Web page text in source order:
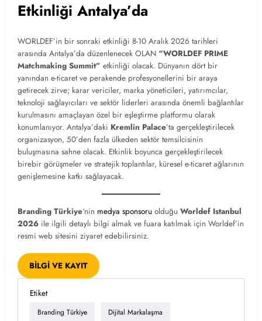
Etkinliği Antalya’da
WORLDEF’in bir sonraki etkinliği 8-10 Aralık 2026 tarihleri
arasında Antalya’da düzenlenecek OLAN “WORLDEF PRIME
Matchmaking Summit” etkinliği olacak. Dünyanın dört bir
yanından e-ticaret ve perakende profesyonellerini bir araya
getirecek zirve; karar vericiler, marka yöneticileri, yatırımcılar,
teknoloji sağlayıcıları ve sektör liderleri arasında önemli bağlantılar
kurulmasını amaçlayan özel bir eşleştirme platformu olarak
konumlanıyor. Antalya’daki Kremlin Palace’ta gerçekleştirilecek
organizasyon, 50’den fazla ülkeden sektör temsilcisinin
buluşmasına sahne olacak. Etkinlik boyunca gerçekleştirilecek
birebir görüşmeler ve stratejik toplantılar, küresel e-ticaret ağlarının
genişlemesine katkı sağlayacak.
Branding Türkiye‘nin medya sponsoru olduğu Worldef Istanbul
2026 ile ilgili detaylı bilgi almak ve fuara katılmak için Worldef’in
resmi web sitesini ziyaret edebilirsiniz.
BİLGİ VE KAYIT
Etiket
Branding Türkiye Dijital Markalaşma